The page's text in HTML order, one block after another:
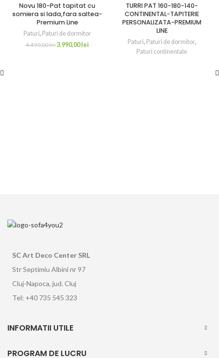
Novu 180-Pat tapitat cu
somiera si lada,fara saltea-
Premium Line
Paturi, Paturi de dormitor
4.490,00lei3.990,00 lei
TURRI PAT 160-180-140-
CONTINENTAL-TAPITERIE
PERSONALIZATA-PREMIUM
LINE
Paturi, Paturi de dormitor,
Paturi continentale
SC Art Deco Center SRL
Str Septimiu Albini nr 97
Cluj-Napoca, jud. Cluj
Tel: +40 735 545 323
INFORMATII UTILE
PROGRAM DE LUCRU